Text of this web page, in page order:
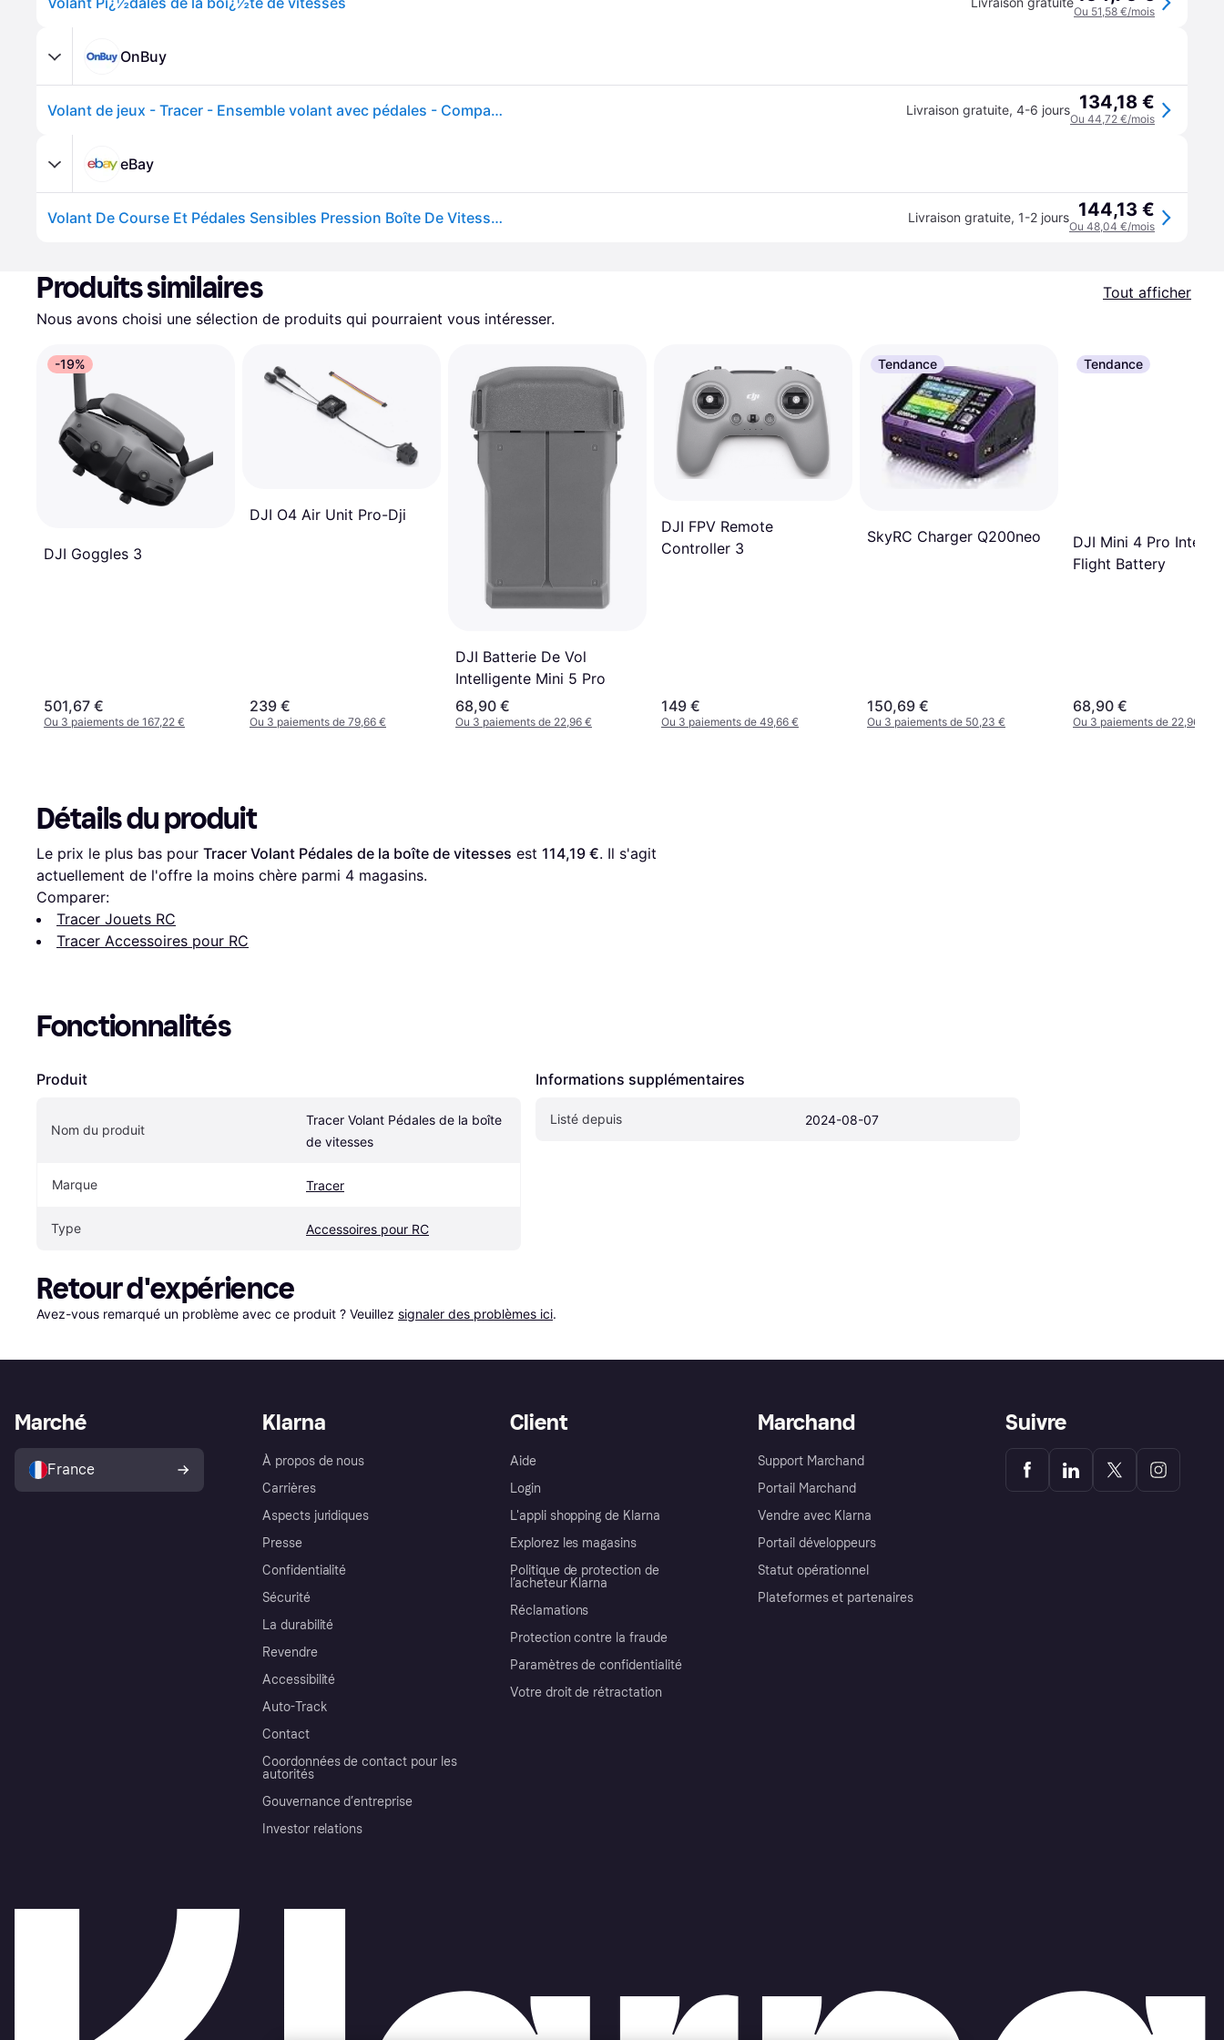
Ou 51,58 €/mois
OnBuy
Volant de jeux - Tracer - Ensemble volant avec pédales - Compatible PS3 PS4 Xbox - 270 rotation - USB Livraison gratuite, 4-6 jours 134,18 €
Ou 44,72 €/mois
eBay
Volant De Course Et Pédales Sensibles Pression Boîte De Vitesse Pc Ps3 Ps4 Xbox Livraison gratuite, 1-2 jours 144,13 €
Ou 48,04 €/mois
Produits similaires
Tout afficher
Nous avons choisi une sélection de produits qui pourraient vous intéresser.
-19%
DJI Goggles 3
501,67 €
Ou 3 paiements de 167,22 €
DJI O4 Air Unit Pro-Dji
239 €
Ou 3 paiements de 79,66 €
DJI Batterie De Vol
Intelligente Mini 5 Pro
68,90 €
Ou 3 paiements de 22,96 €
DJI FPV Remote
Controller 3
149 €
Ou 3 paiements de 49,66 €
Tendance
SkyRC Charger Q200neo
150,69 €
Ou 3 paiements de 50,23 €
Tendance
DJI Mini 4 Pro
Flight Battery
68,90 €
Ou 3 paiements de 22,96 €
Détails du produit
Le prix le plus bas pour Tracer Volant Pédales de la boîte de vitesses est 114,19 €. Il s'agit
actuellement de l'offre la moins chère parmi 4 magasins.
Comparer:
Tracer Jouets RC
Tracer Accessoires pour RC
Fonctionnalités
Produit
Nom du produit
Tracer Volant Pédales de la boîte
de vitesses
Marque Tracer
Type Accessoires pour RC
Informations supplémentaires
Listé depuis 2024-08-07
Retour d'expérience
Avez-vous remarqué un problème avec ce produit ? Veuillez signaler des problèmes ici.
Klarna
À propos de nous
Carrières
Aspects juridiques
Presse
Confidentialité
Sécurité
La durabilité
Revendre
Accessibilité
Auto-Track
Contact
Coordonnées de contact pour les
autorités
Gouvernance d’entreprise
Investor relations
Client
Aide
Login
L'appli shopping de Klarna
Explorez les magasins
Politique de protection de
l’acheteur Klarna
Réclamations
Protection contre la fraude
Paramètres de confidentialité
Votre droit de rétractation
Marchand
Support Marchand
Portail Marchand
Vendre avec Klarna
Portail développeurs
Statut opérationnel
Plateformes et partenaires
Marché
France
Suivre